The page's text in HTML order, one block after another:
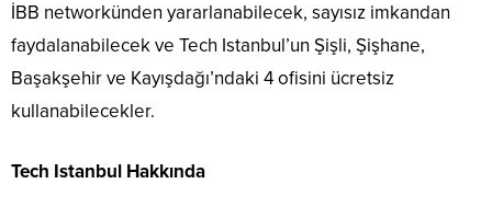
İBB networkünden yararlanabilecek, sayısız imkandan
faydalanabilecek ve Tech Istanbul’un Şişli, Şişhane,
Başakşehir ve Kayışdağı’ndaki 4 ofisini ücretsiz
kullanabilecekler.
Tech Istanbul Hakkında